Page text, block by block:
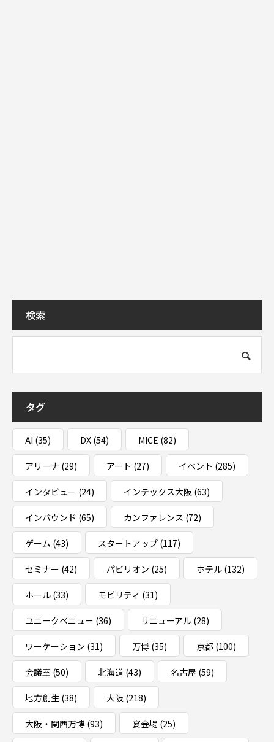
検索
タグ
AI (35) DX (54) MICE (82)
アリーナ (29) アート (27) イベント (285)
インタビュー (24) インテックス大阪 (63)
インバウンド (65) カンファレンス (72)
ゲーム (43) スタートアップ (117)
セミナー (42) パビリオン (25) ホテル (132)
ホール (33) モビリティ (31)
ユニークベニュー (36) リニューアル (28)
ワーケーション (31) 万博 (35) 京都 (100)
会議室 (50) 北海道 (43) 名古屋 (59)
地方創生 (38) 大阪 (218)
大阪・関西万博 (93) 宴会場 (25)